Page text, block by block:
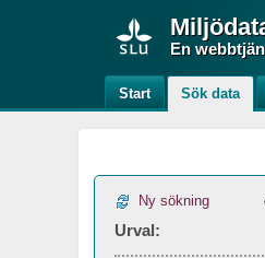
En
Start Sök data
Ny sökning
Urval: